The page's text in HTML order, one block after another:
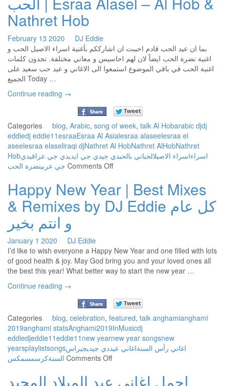
Nathret Hob
February 13 2020
DJ Eddie
بما ان عيد الحب قادم احببت ان اشارككم بأغنية اسراء الاصيل الحب و
اغنية نضرة الحب ايضاً لان لهم احاسيس و معاني مختلفة. تجدون كلمات
اغنية الحب في باقي الموضوع استمعوا الى الاغاني و عيد حب سعيد على
الجميع Today …
Continue reading →
Categories blog, Arabic, song of week, talk Al Hobarabic djdj
eddiedj eddie11esraaEsraa Al Asialesraa alaseelesraa el
aseelesraa elaseliraqi djNathret Al HobNathret AlHobNathret
Hob
اسراءاسراء الاصيلالحباني بالحبدي جيدي جي ايديدي جي عراقيدي
جي عربينضرة الحب Comments Offon
الاصيل
–
الحب
Esraa
Alasel
–
&
Nathret
Hob
Happy New Year | Best Mixes
& Remixes by DJ Eddie كل عام
و انتم بخير
January 1 2020
DJ Eddie
I’d like to wish everyone a Happy New Year and one filled with lots
of good health & joy. May God bring you and your loved ones all
the best this year! What better way to start the new year …
Continue reading →
Categories blog, celebration, featured, talk anghamianghami
2019anghami statsAnghami2019InMusicdj
eddiedjeddie11eddie11 new yearnew year songsnew
yearsplaylistsongs اغاني رأس السنةاغاني عيددي جيديجيراس
السنةكرسمسمكس Comments Offon
اجمل اغاني عيد الميلاد المجيد